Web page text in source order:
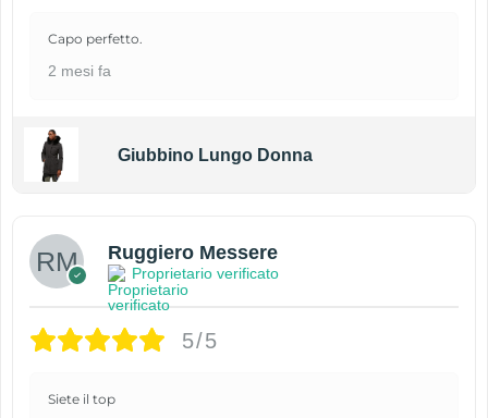
Capo perfetto.
2 mesi fa
Giubbino Lungo Donna
Ruggiero Messere
Proprietario verificato
5/5
Siete il top